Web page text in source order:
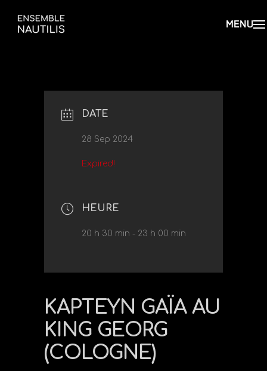
DATE
28 Sep 2024
Expired!
HEURE
20 h 30 min - 23 h 00 min
KAPTEYN GAÏA AU
KING GEORG
(COLOGNE)